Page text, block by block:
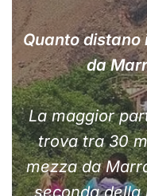
Quanto
da
La maggior
trova tra 30
mezza da
seconda della